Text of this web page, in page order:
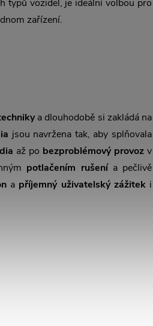
typů vozidel, je ideální volbou pro
zařízení.
a dlouhodobě si zakládá na
jsou navržena tak, aby splňovala
až po bezproblémový provoz v
potlačením rušenía pečlivě
a příjemný uživatelský zážiteki